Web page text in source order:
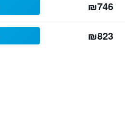
₪746
₪823